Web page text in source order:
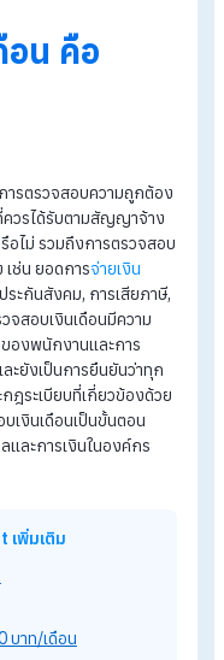
ที่ดีที่สุด
ประเภท
วยโปรแกรมเงินเดือน
เดือน คือ
นเงินที่ควรได้รับตามสัญญาจ้
ข้อง เช่น ยอดการ
ช่น ประกันสังคม, การเสียภ
รตรวจสอบเงินเดือนมีความ